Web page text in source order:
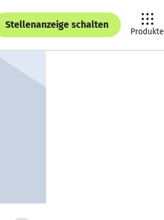
Stellenanzeige schalten
Produkte